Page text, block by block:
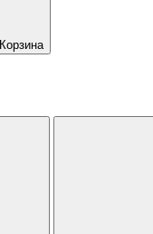
Корзина